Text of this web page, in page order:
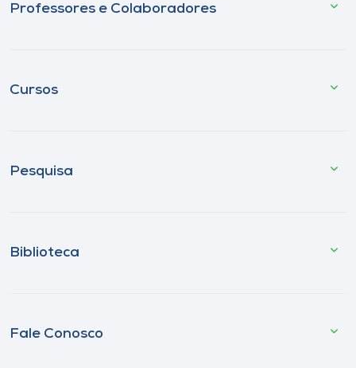
Professores e Colaboradores
Cursos
Pesquisa
Biblioteca
Fale Conosco